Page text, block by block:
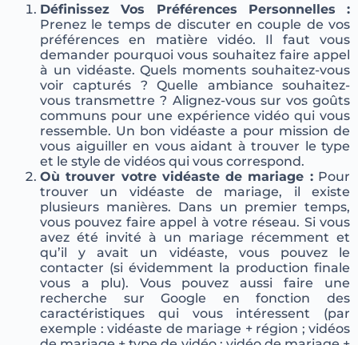
Définissez Vos Préférences Personnelles :
Prenez le temps de discuter en couple de vos
préférences en matière vidéo. Il faut vous
demander pourquoi vous souhaitez faire appel
à un vidéaste. Quels moments souhaitez-vous
voir capturés ? Quelle ambiance souhaitez-
vous transmettre ? Alignez-vous sur vos goûts
communs pour une expérience vidéo qui vous
ressemble. Un bon vidéaste a pour mission de
vous aiguiller en vous aidant à trouver le type
et le style de vidéos qui vous correspond.
Où trouver votre vidéaste de mariage :Pour
trouver un vidéaste de mariage, il existe
plusieurs manières. Dans un premier temps,
vous pouvez faire appel à votre réseau. Si vous
avez été invité à un mariage récemment et
qu’il y avait un vidéaste, vous pouvez le
contacter (si évidemment la production finale
vous a plu). Vous pouvez aussi faire une
recherche sur Google en fonction des
caractéristiques qui vous intéressent (par
exemple : vidéaste de mariage + région ; vidéos